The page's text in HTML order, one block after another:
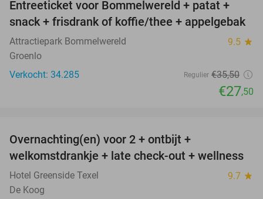
23%
Entreeticket voor Bommelwereld + patat +
snack + frisdrank of koffie/thee + appelgebak
Attractiepark Bommelwereld 9.5 star
Groenlo
Verkocht: 34.285
Regulier €35,50
€27,50
Overnachting(en) voor 2 + ontbijt +
welkomstdrankje + late check-out + wellness
Hotel Greenside Texel 9.7 star
De Koog